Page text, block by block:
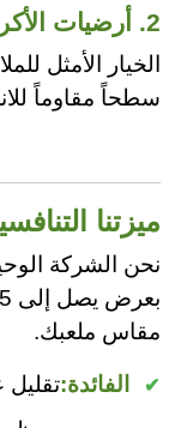
2. أرضيات الأكريليك
الخيار الأمثل
سطحاً مقاوماً
ميزتنا
نحن الشركة
مقاس ملعبك.
الفائدة:تقليل